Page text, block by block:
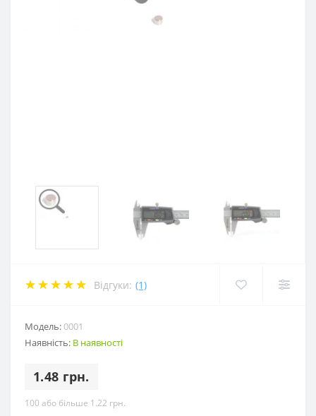
Відгуки: (1)
Модель:0001
Наявність: В наявності
1.48 грн.
100 або більше 1.22 грн.